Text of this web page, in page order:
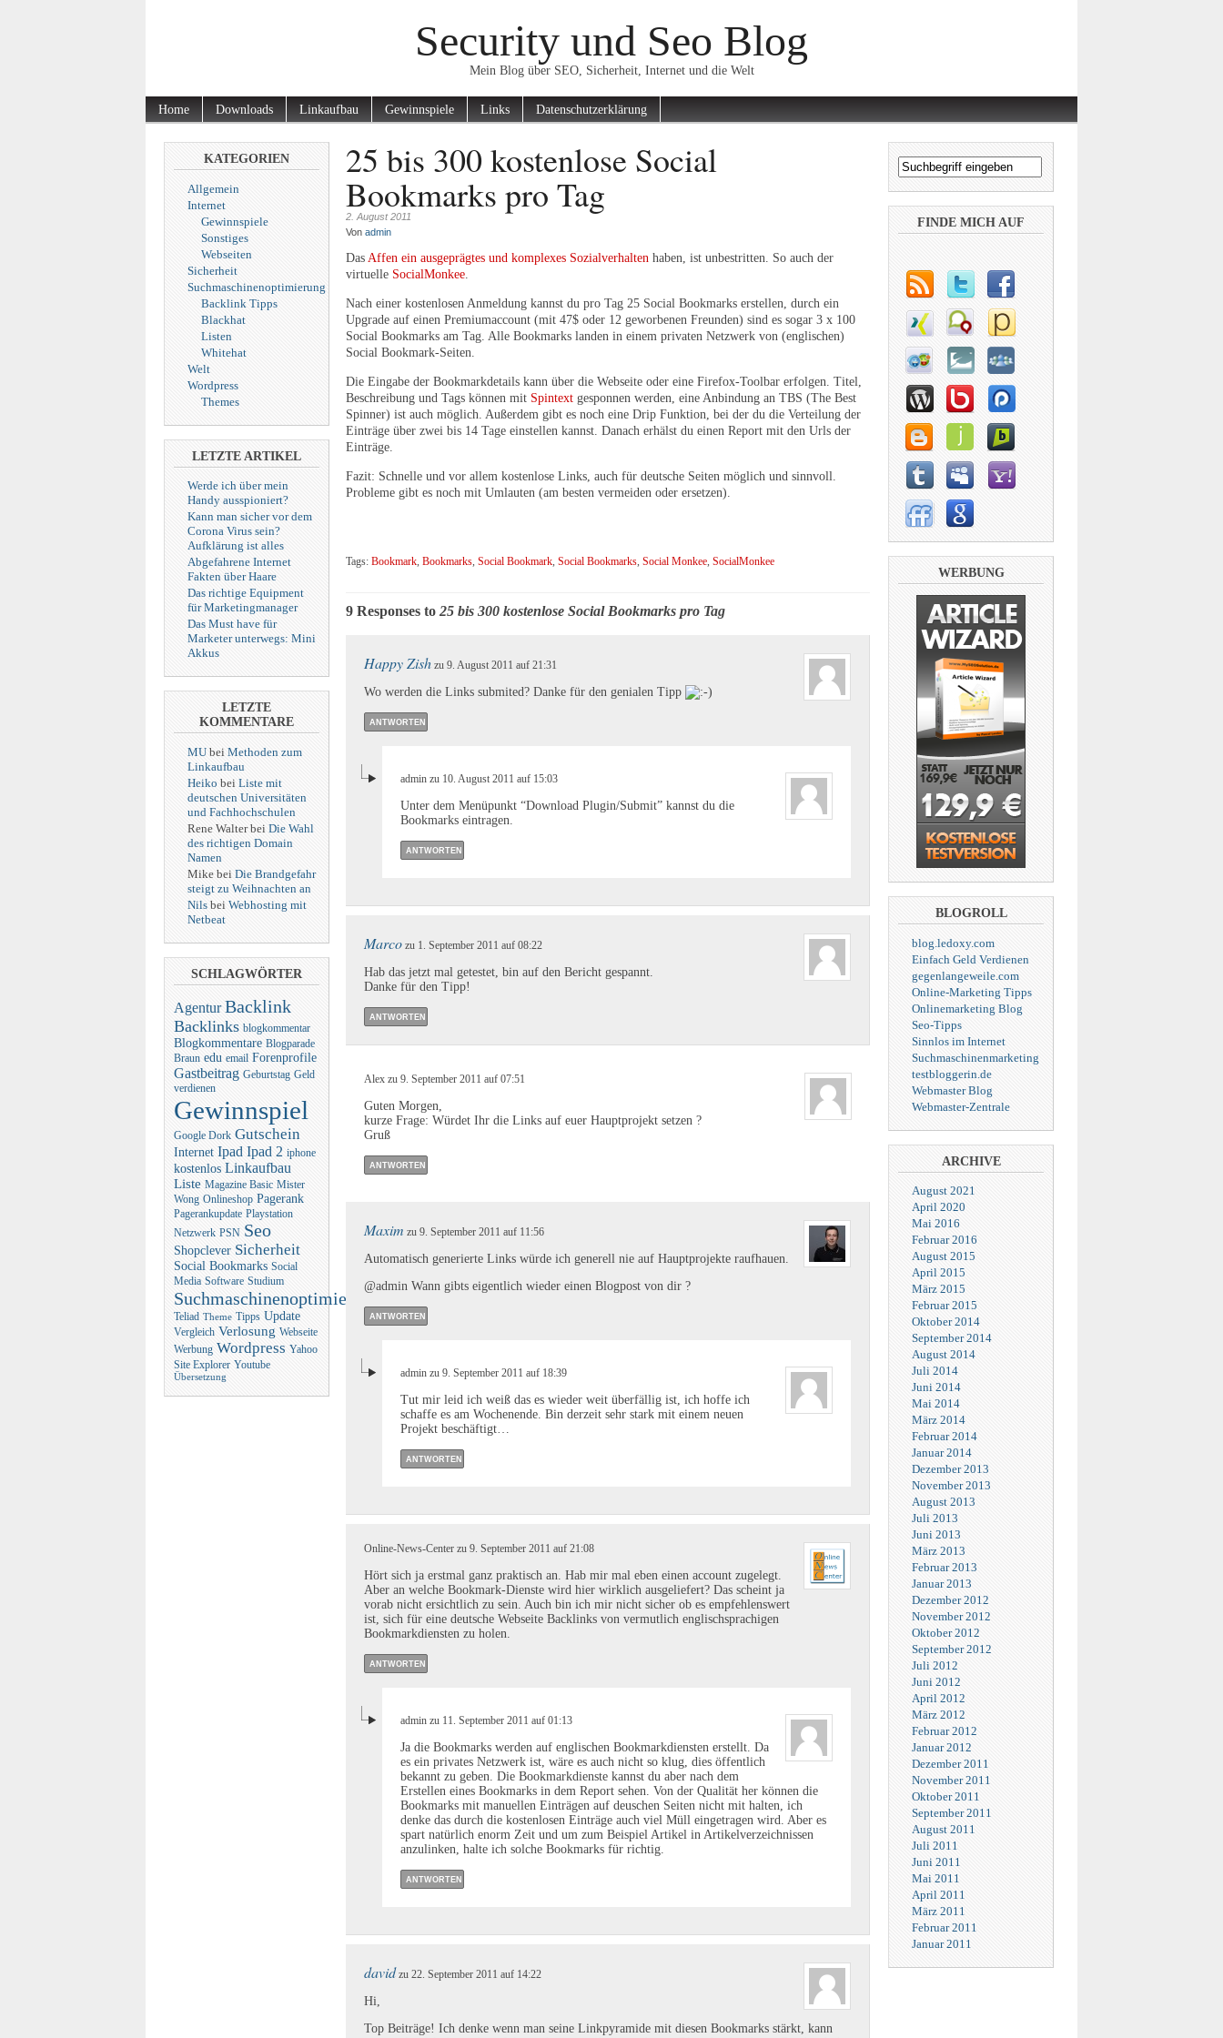
Security und Seo Blog
Mein Blog über SEO, Sicherheit, Internet und die Welt
Home Downloads Linkaufbau Gewinnspiele Links Datenschutzerklärung
KATEGORIEN
Allgemein
Internet
Gewinnspiele
Sonstiges
Webseiten
Sicherheit
Suchmaschinenoptimierung
Backlink Tipps
Blackhat
Listen
Whitehat
Welt
Wordpress
Themes
LETZTE ARTIKEL
Werde ich über mein
Handy ausspioniert?
Kann man sicher vor dem
Corona Virus sein?
Aufklärung ist alles
Abgefahrene Internet
Fakten über Haare
Das richtige Equipment
für Marketingmanager
Das Must have für
Marketer unterwegs: Mini
Akkus
LETZTE
KOMMENTARE
MU bei Methoden zum
Linkaufbau
Heiko bei Liste mit
deutschen Universitäten
und Fachhochschulen
Rene Walter bei Die Wahl
des richtigen Domain
Namen
Mike bei Die Brandgefahr
steigt zu Weihnachten an
Nils bei Webhosting mit
Netbeat
SCHLAGWÖRTER
Agentur Backlink
Backlinks blogkommentar
Blogkommentare Blogparade
Braun edu email Forenprofile
Gastbeitrag Geburtstag Geld
verdienen
Gewinnspiel
Google Dork Gutschein
Internet Ipad Ipad 2 iphone
kostenlos Linkaufbau
Liste Magazine Basic Mister
Wong Onlineshop Pagerank
Pagerankupdate Playstation
Netzwerk PSN Seo
Shopclever Sicherheit
Social Bookmarks Social
Media Software Studium
Suchmaschinenoptimierung
Teliad Theme Tipps Update
Vergleich Verlosung Webseite
Werbung Wordpress Yahoo
Site Explorer Youtube
Übersetzung
25 bis 300 kostenlose Social
Bookmarks pro Tag
2. August 2011
Von admin
Das Affen ein ausgeprägtes und komplexes Sozialverhalten haben, ist unbestritten. So auch der
virtuelle SocialMonkee
Nach einer kostenlosen Anmeldung kannst du pro Tag 25 Social Bookmarks erstellen, durch ein
Upgrade auf einen Premiumaccount (mit 47$ oder 12 geworbenen Freunden) sind es sogar 3 x 100
Social Bookmarks am Tag. Alle Bookmarks landen in einem privaten Netzwerk von (englischen)
Social Bookmark-Seiten.
Die Eingabe der Bookmarkdetails kann über die Webseite oder eine Firefox-Toolbar erfolgen. Titel,
Beschreibung und Tags können mit Spintext gesponnen werden, eine Anbindung an TBS (The Best
Spinner) ist auch möglich. Außerdem gibt es noch eine Drip Funktion, bei der du die Verteilung der
Einträge über zwei bis 14 Tage einstellen kannst. Danach erhälst du einen Report mit den Urls der
Einträge.
Fazit: Schnelle und vor allem kostenlose Links, auch für deutsche Seiten möglich und sinnvoll.
Probleme gibt es noch mit Umlauten (am besten vermeiden oder ersetzen).
Tags: Bookmark, Bookmarks, Social Bookmark, Social Bookmarks, Social Monkee, SocialMonkee
9 Responses to 25 bis 300 kostenlose Social Bookmarks pro Tag
Happy Zish zu 9. August 2011 auf 21:31
Wo werden die Links submited? Danke für den genialen Tipp
ANTWORTEN
admin zu 10. August 2011 auf 15:03
Unter dem Menüpunkt “Download Plugin/Submit” kannst du die
Bookmarks eintragen.
ANTWORTEN
Marco zu 1. September 2011 auf 08:22
Hab das jetzt mal getestet, bin auf den Bericht gespannt.
Danke für den Tipp!
ANTWORTEN
Alex zu 9. September 2011 auf 07:51
Guten Morgen,
kurze Frage: Würdet Ihr die Links auf euer Hauptprojekt setzen ?
Gruß
ANTWORTEN
Maxim zu 9. September 2011 auf 11:56
Automatisch generierte Links würde ich generell nie auf Hauptprojekte raufhauen.
@admin Wann gibts eigentlich wieder einen Blogpost von dir ?
ANTWORTEN
admin zu 9. September 2011 auf 18:39
Tut mir leid ich weiß das es wieder weit überfällig ist, ich hoffe ich
schaffe es am Wochenende. Bin derzeit sehr stark mit einem neuen
Projekt beschäftigt…
ANTWORTEN
Online-News-Center zu 9. September 2011 auf 21:08
Hört sich ja erstmal ganz praktisch an. Hab mir mal eben einen account zugelegt.
Aber an welche Bookmark-Dienste wird hier wirklich ausgeliefert? Das scheint ja
vorab nicht ersichtlich zu sein. Auch bin ich mir nicht sicher ob es empfehlenswert
ist, sich für eine deutsche Webseite Backlinks von vermutlich englischsprachigen
Bookmarkdiensten zu holen.
ANTWORTEN
admin zu 11. September 2011 auf 01:13
Ja die Bookmarks werden auf englischen Bookmarkdiensten erstellt. Da
es ein privates Netzwerk ist, wäre es auch nicht so klug, dies öffentlich
bekannt zu geben. Die Bookmarkdienste kannst du aber nach dem
Erstellen eines Bookmarks in dem Report sehen. Von der Qualität her können die
Bookmarks mit manuellen Einträgen auf deuschen Seiten nicht mit halten, ich
denke das durch die kostenlosen Einträge auch viel Müll eingetragen wird. Aber es
spart natürlich enorm Zeit und um zum Beispiel Artikel in Artikelverzeichnissen
anzulinken, halte ich solche Bookmarks für richtig.
ANTWORTEN
david zu 22. September 2011 auf 14:22
Hi,
Top Beiträge! Ich denke wenn man seine Linkpyramide mit diesen Bookmarks stärkt, kann
FINDE MICH AUF
WERBUNG
BLOGROLL
blog.ledoxy.com
Einfach Geld Verdienen
gegenlangeweile.com
Online-Marketing Tipps
Onlinemarketing Blog
Seo-Tipps
Sinnlos im Internet
Suchmaschinenmarketing
testbloggerin.de
Webmaster Blog
Webmaster-Zentrale
ARCHIVE
August 2021
April 2020
Mai 2016
Februar 2016
August 2015
April 2015
März 2015
Februar 2015
Oktober 2014
September 2014
August 2014
Juli 2014
Juni 2014
Mai 2014
März 2014
Februar 2014
Januar 2014
Dezember 2013
November 2013
August 2013
Juli 2013
Juni 2013
März 2013
Februar 2013
Januar 2013
Dezember 2012
November 2012
Oktober 2012
September 2012
Juli 2012
Juni 2012
April 2012
März 2012
Februar 2012
Januar 2012
Dezember 2011
November 2011
Oktober 2011
September 2011
August 2011
Juli 2011
Juni 2011
Mai 2011
April 2011
März 2011
Februar 2011
Januar 2011